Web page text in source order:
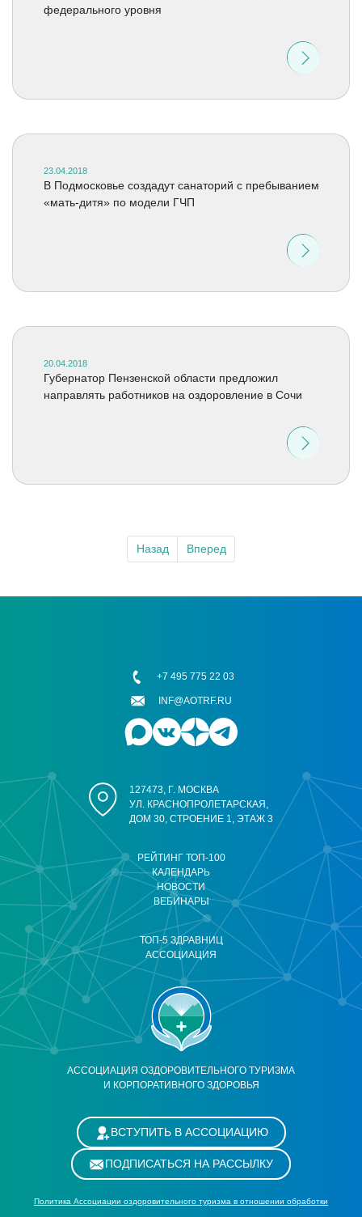
федерального уровня
23.04.2018
В Подмосковье создадут санаторий с пребыванием
«мать-дитя» по модели ГЧП
20.04.2018
Губернатор Пензенской области предложил
направлять работников на оздоровление в Сочи
Назад Вперед
АССОЦИАЦИЯ ОЗДОРОВИТЕЛЬНОГО ТУРИЗМА
И КОРПОРАТИВНОГО ЗДОРОВЬЯ
РЕЙТИНГ ТОП-100
КАЛЕНДАРЬ
НОВОСТИ
ВЕБИНАРЫ
ТОП-5 ЗДРАВНИЦ
АССОЦИАЦИЯ
127473, Г. МОСКВА
УЛ. КРАСНОПРОЛЕТАРСКАЯ,
ДОМ 30, СТРОЕНИЕ 1, ЭТАЖ 3
+7 495 775 22 03
INF@AOTRF.RU
ВСТУПИТЬ В АССОЦИАЦИЮ
ПОДПИСАТЬСЯ НА РАССЫЛКУ
Политика Ассоциации оздоровительного туризма в отношении обработки